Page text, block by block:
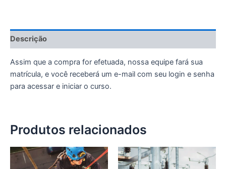
Descrição
Assim que a compra for efetuada, nossa equipe fará sua
matrícula, e você receberá um e-mail com seu login e senha
para acessar e iniciar o curso.
Produtos relacionados